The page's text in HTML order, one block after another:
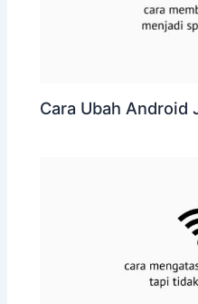
Cara Ubah Android